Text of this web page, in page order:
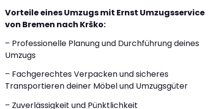
Vorteile eines Umzugs mit Ernst Umzugsservice
von Bremen nach Krško:
– Professionelle Planung und Durchführung deines
Umzugs
– Fachgerechtes Verpacken und sicheres
Transportieren deiner Möbel und Umzugsgüter
– Zuverlässigkeit und Pünktlichkeit